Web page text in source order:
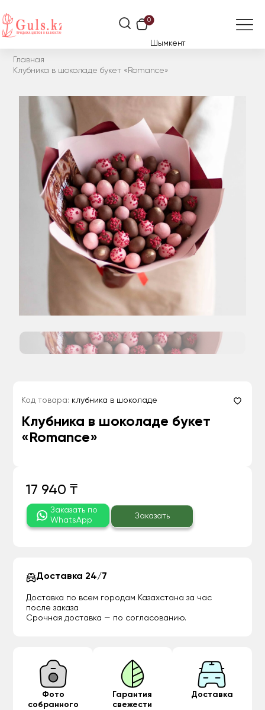
0
Шымкент
Главная
Клубника в шоколаде букет «Romance»
Код товара: клубника в шоколаде
Клубника в шоколаде букет
«Romance»
17 940 ₸
Заказать по
WhatsApp
Заказать
Доставка 24/7
Доставка по всем городам Казахстана за час
после заказа
Срочная доставка — по согласованию.
Фото
собранного
Гарантия
свежести
Доставка